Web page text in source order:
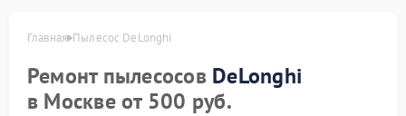
Главная Пылесос DeLonghi
Ремонт пылесосов DeLonghi
в Москве от 500 руб.